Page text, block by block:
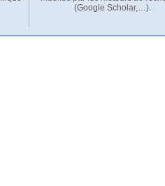
(Google Scholar,…).